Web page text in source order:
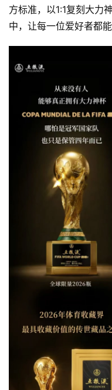
方标准，以1:1复刻大力
中，让每一位爱好者都能